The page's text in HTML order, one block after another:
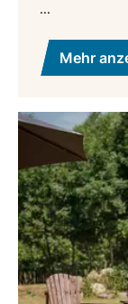
...
Mehr